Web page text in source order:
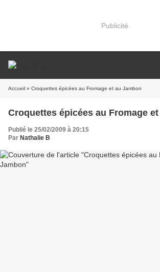
Publicité
Accueil » Croquettes épicées au Fromage et au Jambon
Croquettes épicées au Fromage
Publié le 25/02/2009 à 20:15
Par Nathalie B